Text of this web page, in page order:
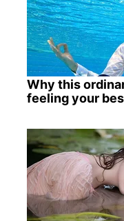
Why this
feeling your